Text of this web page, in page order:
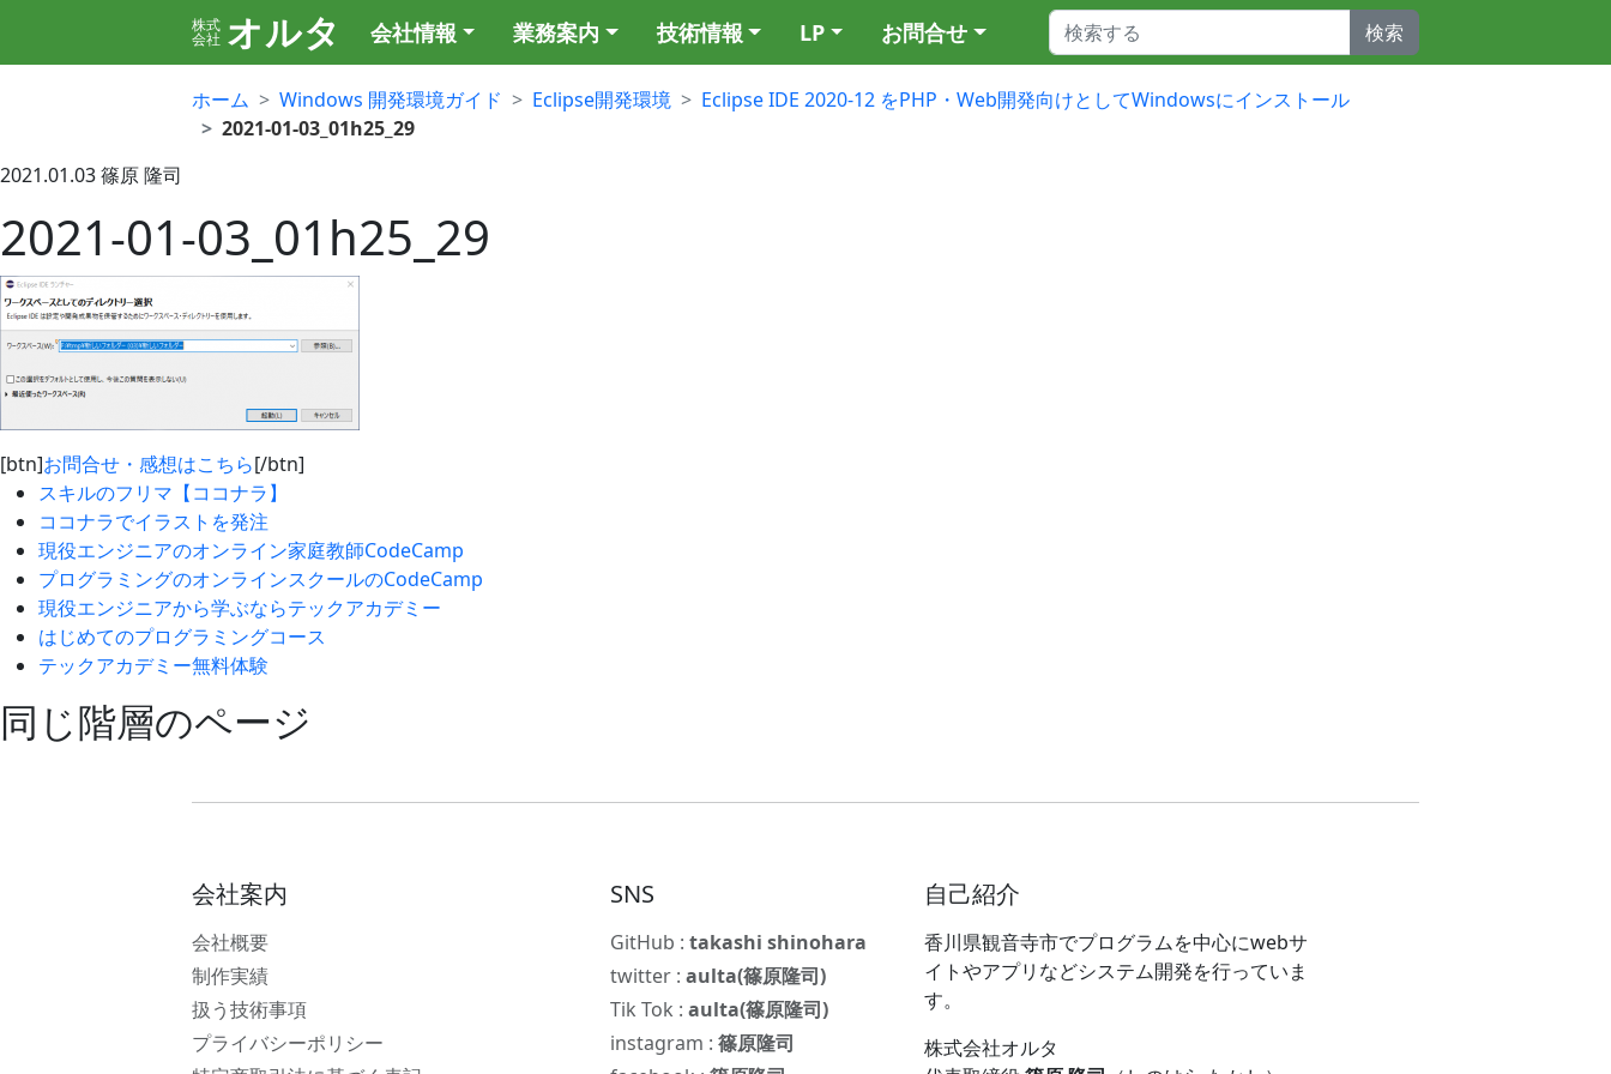
株式
会社 オルタ 会社情報 業務案内 技術情報 LP お問合せ 検索
ホーム Windows 開発環境ガイド Eclipse開発環境
Eclipse IDE 2020-12 をPHP・Web開発向けとしてWindowsにインストール
2021-01-03_01h25_29
2021.01.03篠原 隆司
2021-01-03_01h25_29
[btn]お問合せ・感想はこちら[/btn]
スキルのフリマ【ココナラ】
ココナラでイラストを発注
現役エンジニアのオンライン家庭教師CodeCamp
プログラミングのオンラインスクールのCodeCamp
現役エンジニアから学ぶならテックアカデミー
はじめてのプログラミングコース
テックアカデミー無料体験
同じ階層のページ
会社案内
会社概要
制作実績
扱う技術事項
プライバシーポリシー
SNS
GitHub :takashi shinohara
twitter :aulta(篠原隆司)
Tik Tok :aulta(篠原隆司)
instagram :篠原隆司
自己紹介
香川県観音寺市でプログラムを中心にwebサ
イトやアプリなどシステム開発を行っていま
す。
株式会社オルタ